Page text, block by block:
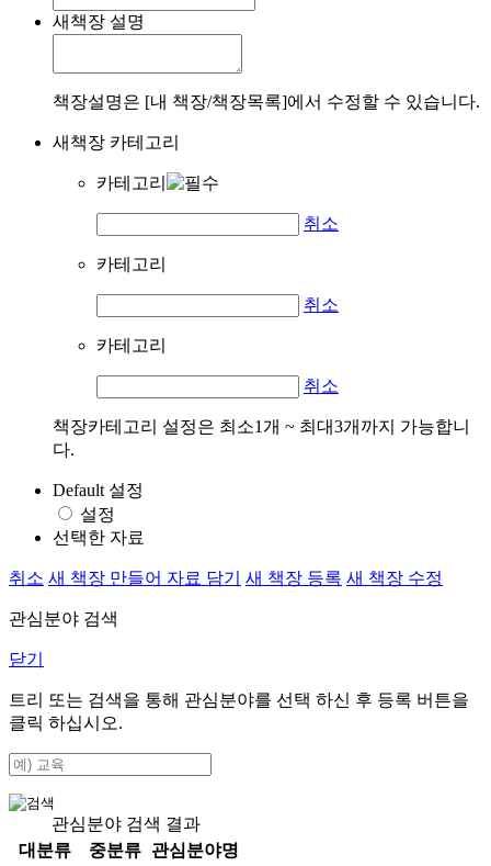
새책장 설명
책장설명은 [내 책장/책장목록]에서 수정할 수 있습니다.
새책장 카테고리
카테고리
취소
카테고리
취소
카테고리
취소
책장카테고리 설정은 최소1개 ~ 최대3개까지 가능합니
다.
Default 설정
설정
선택한 자료
취소 새 책장 만들어 자료 담기 새 책장 등록 새 책장 수정
관심분야 검색
닫기
트리 또는 검색을 통해 관심분야를 선택 하신 후 등록 버튼을
클릭 하십시오.
관심분야 검색 결과
대분류
중분류
관심분야명